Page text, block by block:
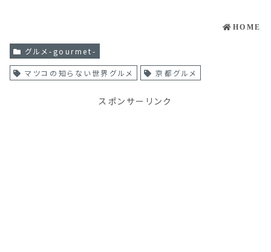
HOME
グルメ-gourmet-
マツコの知らない世界グルメ 京都グルメ
スポンサーリンク